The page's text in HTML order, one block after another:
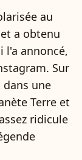
au
a obtenu
l'a annoncé,
Sur
une
Terre et
ridicule